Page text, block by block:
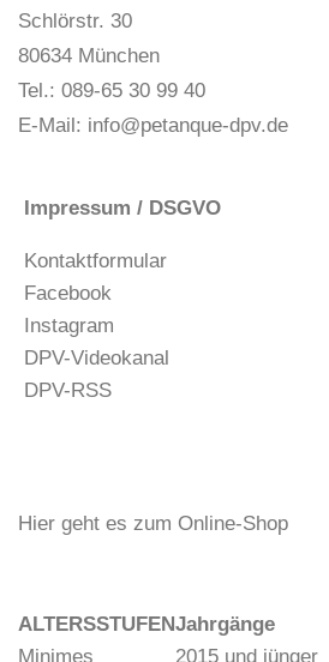
Schlörstr. 30
80634 München
Tel.: 089-65 30 99 40
E-Mail: info@petanque-dpv.de
Impressum / DSGVO
Kontaktformular
Facebook
Instagram
DPV-Videokanal
DPV-RSS
Hier geht es zum Online-Shop
ALTERSSTUFENJahrgänge
Minimes
2015 und jünger